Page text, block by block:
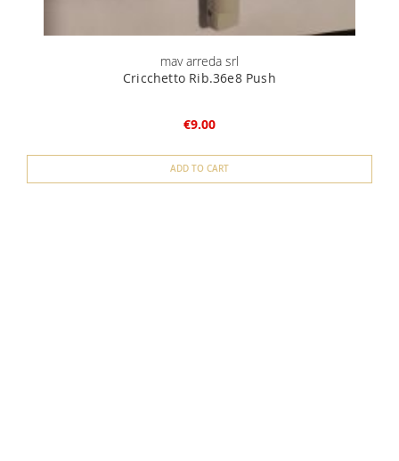
mav arreda srl
Cricchetto Rib.36e8 Push
€9.00
ADD TO CART